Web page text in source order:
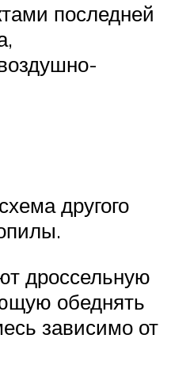
последней
другого
дроссельную
обеднять
зависимо от